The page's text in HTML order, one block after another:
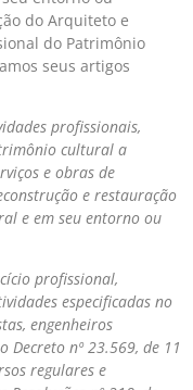
do Arquiteto e
do Patrimônio
seus artigos
profissionais,
cultural a
e obras de
e restauração
e em seu entorno ou
profissional,
especificadas no
engenheiros
Decreto nº 23.569, de 11
regulares e